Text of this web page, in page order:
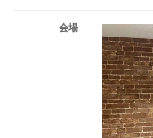
会場